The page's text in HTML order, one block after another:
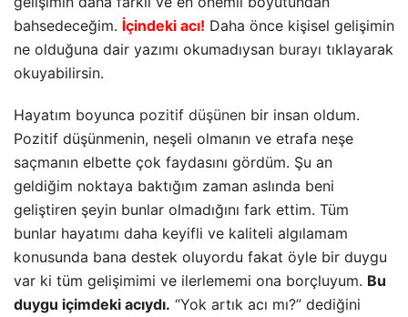
bahsedeceğim. İçindeki acı! Daha önce kişisel gelişimin
ne olduğuna dair yazımı okumadıysan burayı tıklayarak
okuyabilirsin.
Hayatım boyunca pozitif düşünen bir insan oldum.
Pozitif düşünmenin, neşeli olmanın ve etrafa neşe
saçmanın elbette çok faydasını gördüm. Şu an
geldiğim noktaya baktığım zaman aslında beni
geliştiren şeyin bunlar olmadığını fark ettim. Tüm
bunlar hayatımı daha keyifli ve kaliteli algılamam
konusunda bana destek oluyordu fakat öyle bir duygu
var ki tüm gelişimimi ve ilerlememi ona borçluyum. Bu
duygu içimdeki acıydı. “Yok artık acı mı?” dediğini